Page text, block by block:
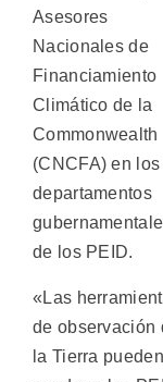
Asesores
Nacionales de
Financiamiento
Climático de la
Commonwealth
(CNCFA) en los
departamentos
de los PEID.
«Las
de observación
la Tierra pueden